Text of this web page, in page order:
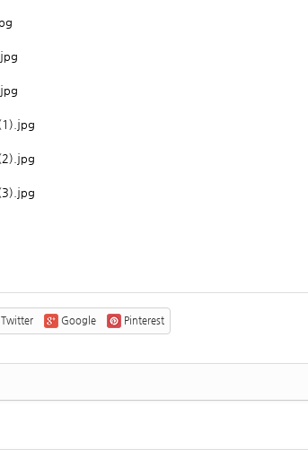
Twitter Google Pinterest